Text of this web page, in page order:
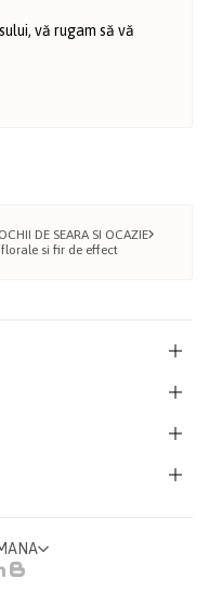
vă rugam să vă
DE SEARA SI OCAZIE
si fir de effect